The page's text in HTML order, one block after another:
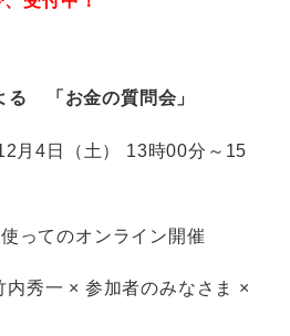
る 「お金の質問会」
月4日（土） 13時00分～15
ってのオンライン開催
秀一 × 参加者のみなさま ×